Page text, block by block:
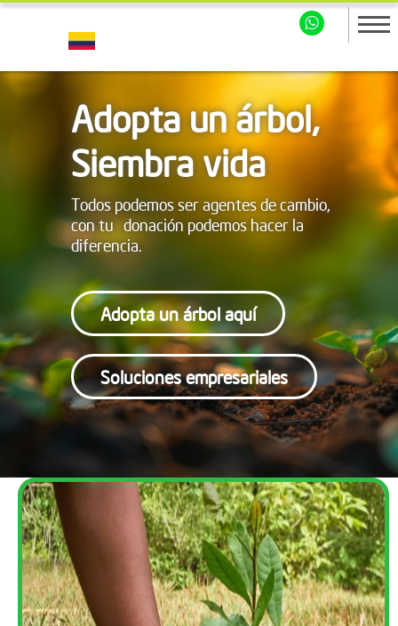
Adopta un árbol,
Siembra vida
Todos podemos ser agentes de cambio,
con tu donación podemos hacer la
diferencia.
Adopta un árbol aquí
Soluciones empresariales